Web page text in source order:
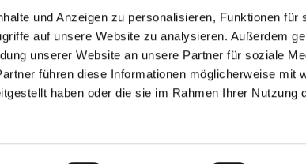
und Anzeigen zu personalisieren, Funktionen für
auf unsere Website zu analysieren. Außerdem
unserer Website an unsere Partner für soziale
führen diese Informationen möglicherweise mit
haben oder die sie im Rahmen Ihrer Nutzung